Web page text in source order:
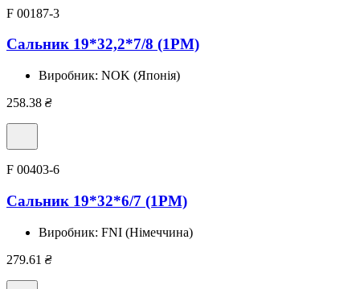
F 00187-3
Сальник 19*32,2*7/8 (1PM)
Виробник: NOK (Японія)
258.38 ₴
F 00403-6
Сальник 19*32*6/7 (1PM)
Виробник: FNI (Німеччина)
279.61 ₴